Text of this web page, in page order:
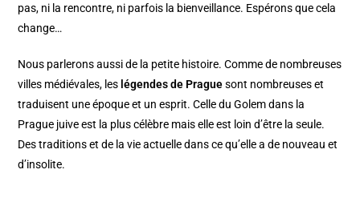
pas, ni la rencontre, ni parfois la bienveillance. Espérons que cela
change…
Nous parlerons aussi de la petite histoire. Comme de nombreuses
villes médiévales, les légendes de Praguesont nombreuses et
traduisent une époque et un esprit. Celle du Golem dans la
Prague juive est la plus célèbre mais elle est loin d’être la seule.
Des traditions et de la vie actuelle dans ce qu’elle a de nouveau et
d’insolite.